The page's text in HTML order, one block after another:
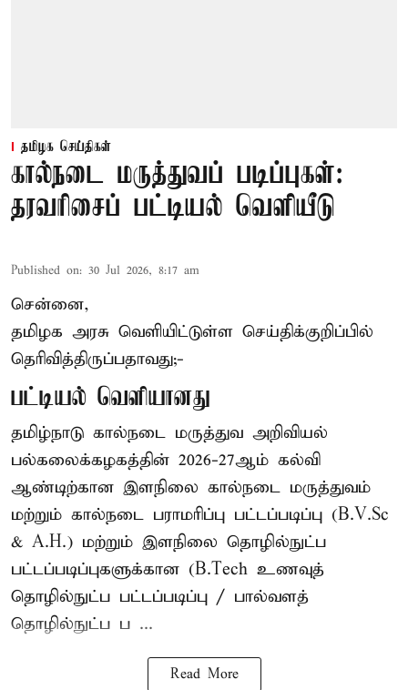
தமிழக செய்திகள்
கால்நடை மருத்துவப் படிப்புகள்:
தரவரிசைப் பட்டியல் வெளியீடு
Published on: 30 Jul 2026, 8:17 am
சென்னை,
தமிழக அரசு வெளியிட்டுள்ள செய்திக்குறிப்பில்
தெரிவித்திருப்பதாவது;-
பட்டியல் வெளியானது
தமிழ்நாடு கால்நடை மருத்துவ அறிவியல்
பல்கலைக்கழகத்தின் 2026-27ஆம் கல்வி
ஆண்டிற்கான இளநிலை கால்நடை மருத்துவம்
மற்றும் கால்நடை பராமரிப்பு பட்டப்படிப்பு (B.V.Sc
& A.H.) மற்றும் இளநிலை தொழில்நுட்ப
பட்டப்படிப்புகளுக்கான (B.Tech உணவுத்
தொழில்நுட்ப பட்டப்படிப்பு / பால்வளத்
தொழில்நுட்ப ப ...
Read More